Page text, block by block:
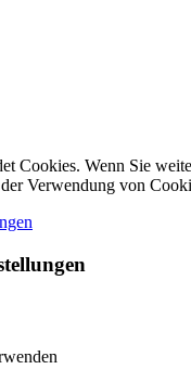
Cookies. Wenn Sie
Verwendung von